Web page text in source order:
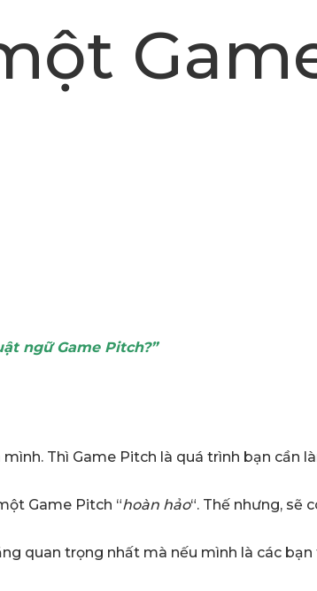
ngữ Game Pitch?”
Thì Game Pitch là quá trình bạn cần
Game Pitch “hoàn hảo“. Thế nhưng, sẽ
quan trọng nhất mà nếu mình là các